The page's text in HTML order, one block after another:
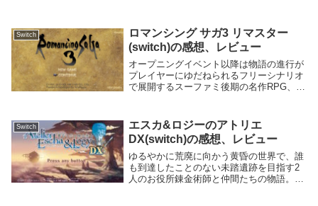
Switch
ロマンシング サガ3 リマスター
(switch)の感想、レビュー
オープニングイベント以降は物語の進行が
プレイヤーにゆだねられるフリーシナリオ
で展開するスーファミ後期の名作RPG、
加要素やプレイしやすい引継ぎを搭載して
現行機に帰っ...
Switch
エスカ&ロジーのアトリエ
DX(switch)の感想、レビュー
ゆるやかに荒廃に向かう黄昏の世界で、誰
も到達したことのない未踏遺跡を目指す2
人のお役所錬金術師と仲間たちの物語。自